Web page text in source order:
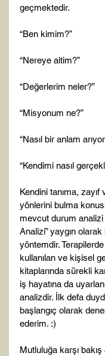
geçmektedir.
“Ben kimim?”
“Nereye aitim?”
“Değerlerim neler?”
“Misyonum ne?”
“Nasıl bir anlam
“Kendimi nasıl
Kendini tanıma, zayıf
yönlerini bulma
mevcut durum analizi
Analizi” yaygın olarak
yöntemdir.
kullanılan ve kişisel
kitaplarında sürekli
iş hayatına da
analizdir. İlk defa
başlangıç olarak
ederim. :)
Mutluluğa karşı bakış